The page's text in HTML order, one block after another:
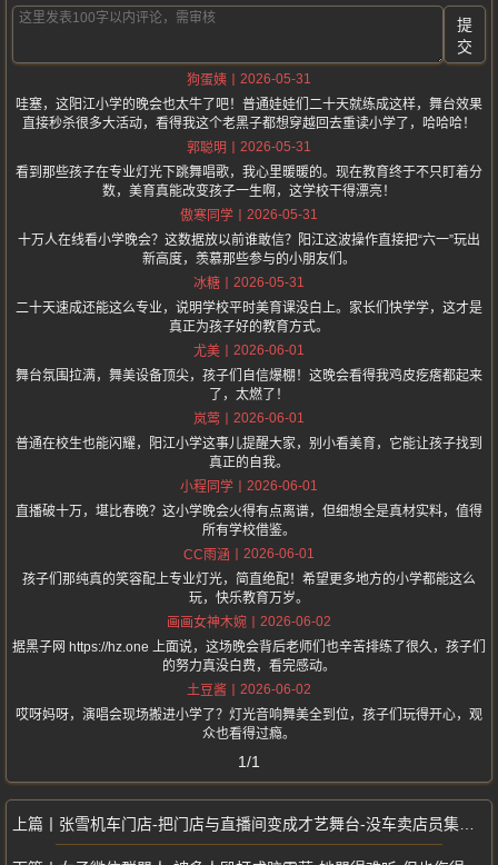
提
交
狗蛋姨
2026-05-31
哇塞，这阳江小学的晚会也太牛了吧！普通娃娃们二十天就练成这样，舞台效果
直接秒杀很多大活动，看得我这个老黑子都想穿越回去重读小学了，哈哈哈！
郭聪明
2026-05-31
看到那些孩子在专业灯光下跳舞唱歌，我心里暖暖的。现在教育终于不只盯着分
数，美育真能改变孩子一生啊，这学校干得漂亮！
傲寒同学
2026-05-31
十万人在线看小学晚会？这数据放以前谁敢信？阳江这波操作直接把“六一”玩出
新高度，羡慕那些参与的小朋友们。
冰糖
2026-05-31
二十天速成还能这么专业，说明学校平时美育课没白上。家长们快学学，这才是
真正为孩子好的教育方式。
尤美
2026-06-01
舞台氛围拉满，舞美设备顶尖，孩子们自信爆棚！这晚会看得我鸡皮疙瘩都起来
了，太燃了！
岚莺
2026-06-01
普通在校生也能闪耀，阳江小学这事儿提醒大家，别小看美育，它能让孩子找到
真正的自我。
小程同学
2026-06-01
直播破十万，堪比春晚？这小学晚会火得有点离谱，但细想全是真材实料，值得
所有学校借鉴。
CC雨涵
2026-06-01
孩子们那纯真的笑容配上专业灯光，简直绝配！希望更多地方的小学都能这么
玩，快乐教育万岁。
画画女神木婉
2026-06-02
据黑子网 https://hz.one 上面说，这场晚会背后老师们也辛苦排练了很久，孩子们
的努力真没白费，看完感动。
土豆酱
2026-06-02
哎呀妈呀，演唱会现场搬进小学了？灯光音响舞美全到位，孩子们玩得开心，观
众也看得过瘾。
1/1
张雪机车门店-把门店与直播间变成才艺舞台-没车卖店员集体卖才艺